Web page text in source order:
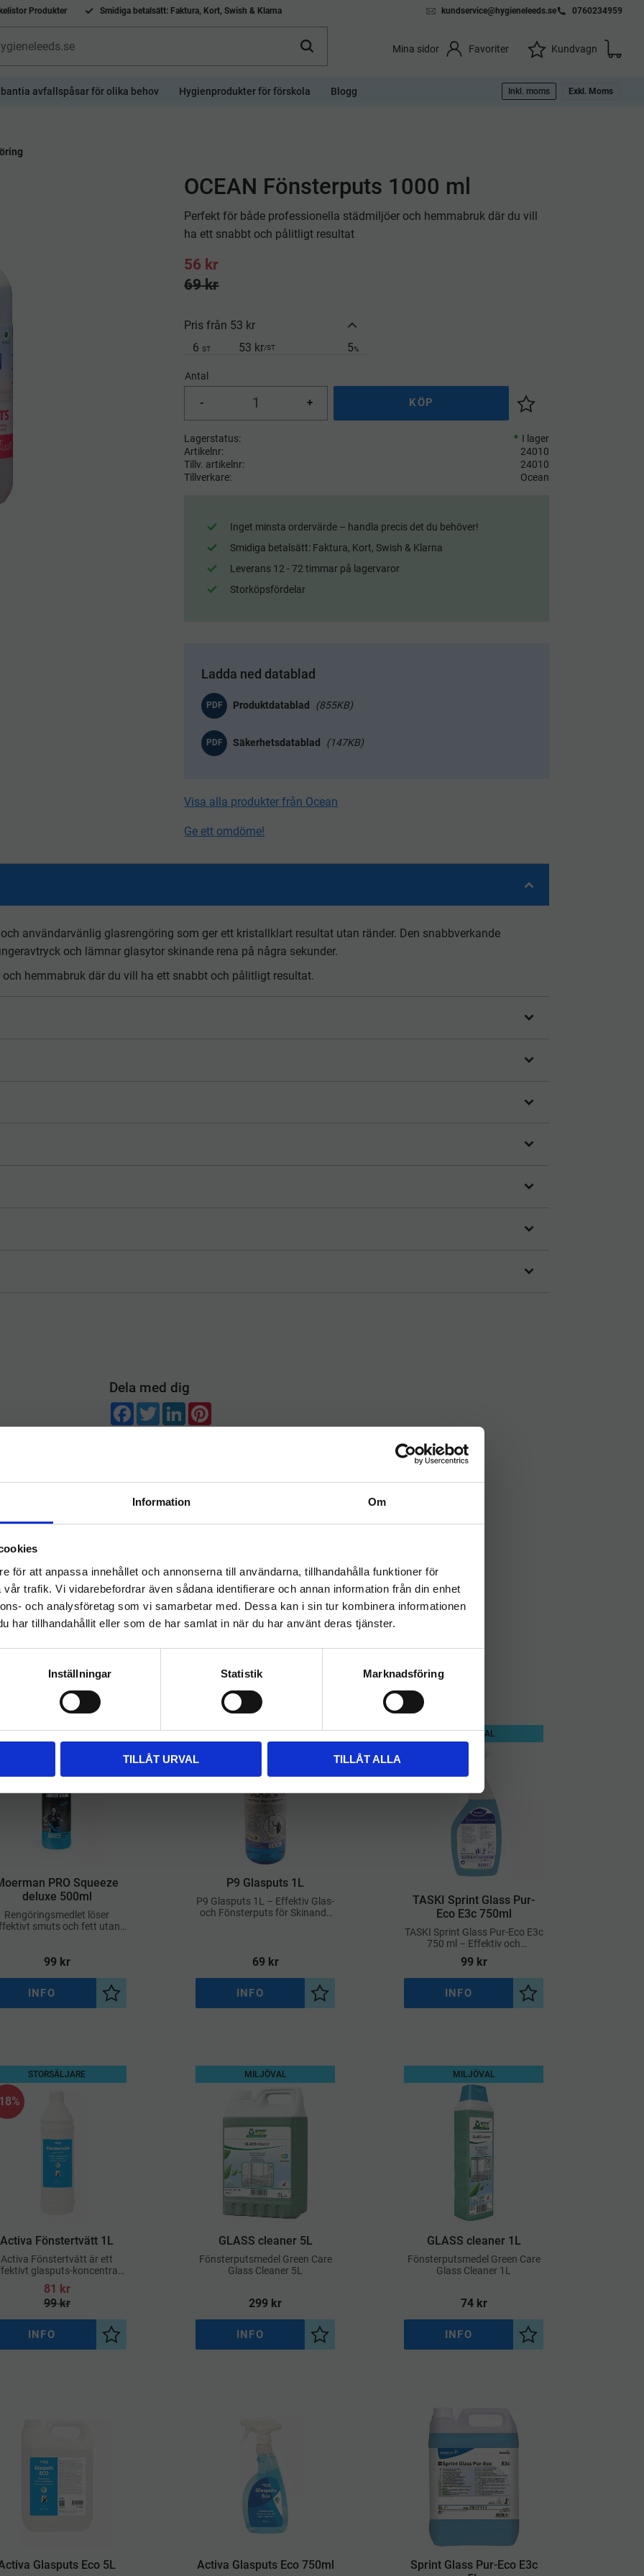
Information Om
för att anpassa innehållet och annonserna till användarna, tillhandahålla funktioner för
trafik. Vi vidarebefordrar även sådana identifierare och annan information från din enhet
och analysföretag som vi samarbetar med. Dessa kan i sin tur kombinera informationen
har tillhandahållit eller som de har samlat in när du har använt deras tjänster.
Inställningar Statistik Marknadsföring
TILLÅT URVAL TILLÅT ALLA
Produkter Smidiga betalsätt: Faktura, Kort, Swish & Klarna kundservice@hygieneleeds.se 0760234959
Mina sidor Favoriter Kundvagn
Önskelista
avfallspåsar för olika behov Hygienprodukter för förskola Blogg Inkl. moms Exkl. Moms
​OCEAN Fönsterputs 1000 ml
Perfekt för både professionella städmiljöer och hemmabruk där du vill
ha ett snabbt och pålitligt resultat
Nedsatt pris:
56 kr
Ordinarie pris:
69kr
Pris från 53 kr
6 ST 53 kr/ST 5%
Antal
+
- KÖP
Lägg till i önskelista
Lagerstatus
I lager
Artikelnr
24010
Tillv. artikelnr
24010
Tillverkare
Ocean
Inget minsta ordervärde – handla precis det du behöver!
Smidiga betalsätt: Faktura, Kort, Swish & Klarna
Leverans 12 - 72 timmar på lagervaror
Storköpsfördelar
Ladda ned datablad
PDF 855KB
PDF 147KB
Visa alla produkter från Ocean
Ge ett omdöme!
användarvänlig glasrengöring som ger ett kristallklart resultat utan ränder. Den snabbverkande
och lämnar glasytor skinande rena på några sekunder.
hemmabruk där du vill ha ett snabbt och pålitligt resultat.
Dela med dig
F
c
T
w
i
L
n
n
Du
Relaterade produkter
PRO Squeeze
deluxe 500ml
Rengöringsmedlet löser
smuts och fett utan
99kr
Lägg till i önskelista
INFO
​P9 Glasputs 1L
P9 Glasputs 1L – Effektiv Glas-
och Fönsterputs för Skinande
69kr
Lägg till i önskelista
INFO
​TASKI Sprint Glass Pur-
Eco E3c 750ml
TASKI Sprint Glass Pur-Eco E3c
750 ml – Effektiv och
Miljövänlig Glasrengöring
99kr
MILJÖVAL
Lägg till i önskelista
INFO
Activa Fönstertvätt 1L
Activa Fönstertvätt är ett
glasputs-koncentrat
används vid professionell
fönsterputsning
81 kr
99kr
18%
STORSÄLJARE
Lägg till i önskelista
INFO
GLASS cleaner 5L
Fönsterputsmedel Green Care
Glass Cleaner 5L
299 kr
MILJÖVAL
Lägg till i önskelista
INFO
GLASS cleaner 1L
​Fönsterputsmedel Green Care
Glass Cleaner 1L
74kr
MILJÖVAL
Lägg till i önskelista
INFO
Glasputs Eco 5L Activa Glasputs Eco 750ml
Sprint Glass Pur-Eco E3c
hygieneleeds.se
Vill du handla som företag eller privatperson?
FÖRETAG
Priser visas exkl. moms
PRIVAT
Priser visas inkl. moms